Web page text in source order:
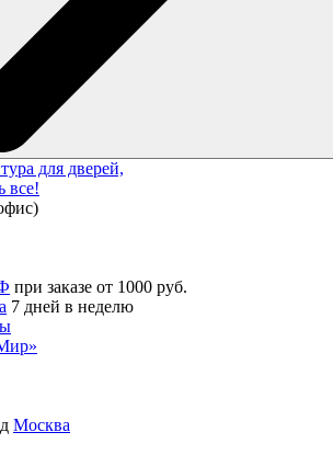
для дверей,
все!
при заказе от 1000 руб.
7 дней в неделю
Москва